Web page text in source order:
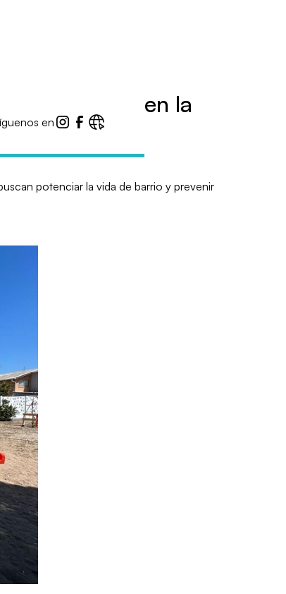
en
públicos en la
potenciar la vida de barrio y prevenir